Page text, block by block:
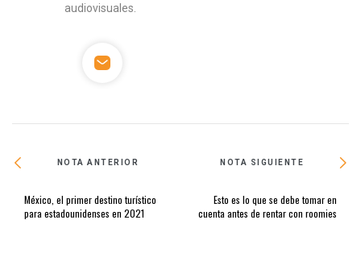
audiovisuales.
NOTA ANTERIOR
México, el primer destino turístico
para estadounidenses en 2021
NOTA SIGUIENTE
Esto es lo que se debe tomar en
cuenta antes de rentar con roomies